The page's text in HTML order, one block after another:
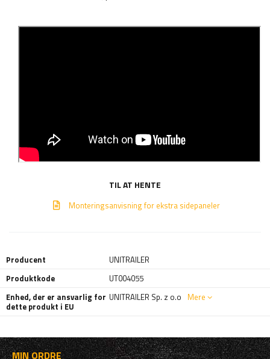
TIL AT HENTE
Monteringsanvisning for ekstra sidepaneler
Producent
UNITRAILER
Produktkode
UT004055
Enhed, der er ansvarlig for
dette produkt i EU
UNITRAILER Sp. z o.o Mere
MIN ORDRE